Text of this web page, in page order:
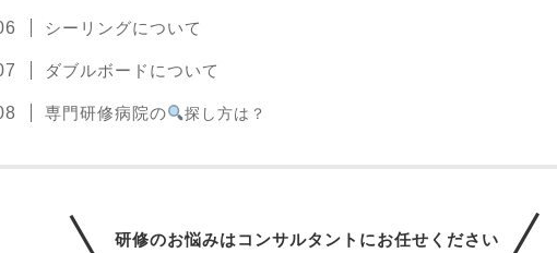
シーリングについて
ダブルボードについて
専門研修病院の 探し方は？
研修のお悩みはコンサルタント にお任せください